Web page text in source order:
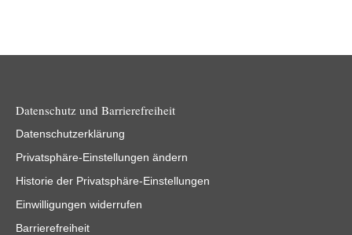
Datenschutz und Barrierefreiheit
Datenschutzerklärung
Privatsphäre-Einstellungen ändern
Historie der Privatsphäre-Einstellungen
Einwilligungen widerrufen
Barrierefreiheit